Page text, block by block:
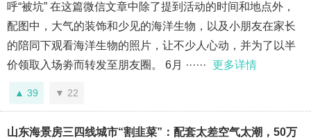
呼“被坑” 在这篇微信文章中除了提到活动的时间和地点外，
配图中，大气的装饰和少见的海洋生物，以及小朋友在家长
的陪同下观看海洋生物的照片，让不少人心动，并为了以半
价领取入场劵而转发至朋友圈。 6月 ······ 更多详情
39 22
山东海景房三四线城市“割韭菜”：配套太差空气太潮，50万